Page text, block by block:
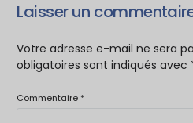
Laisser un
Votre adresse e-mail ne sera
obligatoires sont indiqués avec
Commentaire *